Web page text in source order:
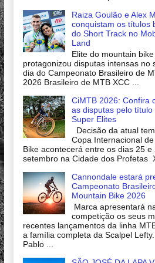
Raiza Goulão e Alex
conquistam os títulos
do Short Track no
Land
Elite do mountain
protagonizou disputas intensas no
dia do Campeonato Brasileiro de
2026 Brasileiro de MTB XCC ...
CiMTB 2026: Confira
as disputas pelo título
Super Elites
Decisão da atual
Copa Internacional
Bike acontecerá entre os dias 25 e
setembro na Cidade dos Profetas
Cannondale estará
Campeonato
Mountain Bike 2026
Marca apresentará
competição os seus
recentes lançamentos da linha
a família completa da Scalpel
Pablo ...